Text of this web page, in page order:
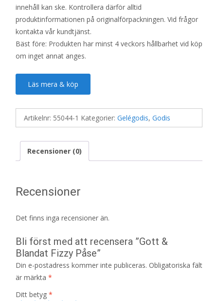
innehåll kan ske. Kontrollera därför alltid
produktinformationen på originalförpackningen. Vid frågor
kontakta vår kundtjänst.
Bäst före: Produkten har minst 4 veckors hållbarhet vid köp
om inget annat anges.
Läs mera & köp
Artikelnr: 55044-1 Kategorier: Gelégodis, Godis
Recensioner (0)
Recensioner
Det finns inga recensioner än.
Bli först med att recensera ”Gott &
Blandat Fizzy Påse”
Din e-postadress kommer inte publiceras. Obligatoriska fält
är märkta *
Ditt betyg *